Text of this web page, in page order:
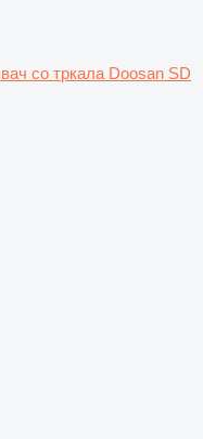
со тркала Doosan SD